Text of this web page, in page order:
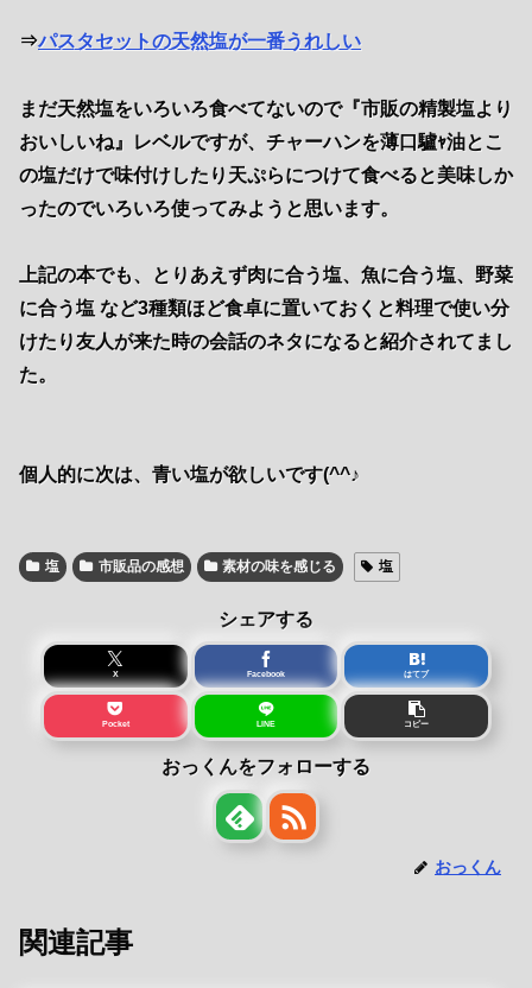
⇒パスタセットの天然塩が一番うれしい
まだ天然塩をいろいろ食べてないので『市販の精製塩より
おいしいね』レベルですが、チャーハンを薄口驢ｬ油とこ
の塩だけで味付けしたり天ぷらにつけて食べると美味しか
ったのでいろいろ使ってみようと思います。
上記の本でも、とりあえず肉に合う塩、魚に合う塩、野菜
に合う塩 など3種類ほど食卓に置いておくと料理で使い分
けたり友人が来た時の会話のネタになると紹介されてまし
た。
個人的に次は、青い塩が欲しいです(^^♪
塩 市販品の感想 素材の味を感じる 塩
シェアする
X Facebook はてブ
Pocket LINE コピー
おっくんをフォローする
おっくん
関連記事